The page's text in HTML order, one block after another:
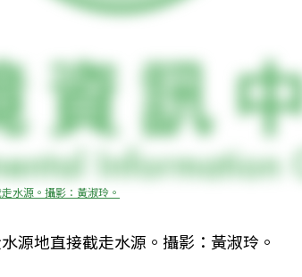
水源。攝影：黃淑玲。
源地直接截走水源。攝影：黃淑玲。